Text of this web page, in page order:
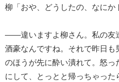
柳「おや、どうしたの、なにか
――違いますよ柳さん。私の友
酒豪なんですね。それで昨日
のほうが先に酔い潰れて。怒っ
にして、とっとと帰っちゃった